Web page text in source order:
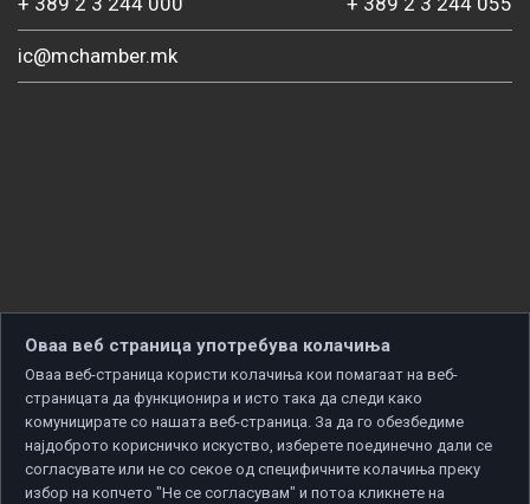
ic@mchamber.mk
Оваа веб страница употребува колачиња
Оваа веб-страница користи колачиња кои помагаат на веб-
страницата да функционира и исто така да следи како
комуницирате со нашата веб-страница. За да го обезбедиме
најдоброто корисничко искуство, изберете поединечно дали се
согласувате или не со секое од специфичните колачиња преку
избор на копчето "Не се согласувам" и потоа кликнете на